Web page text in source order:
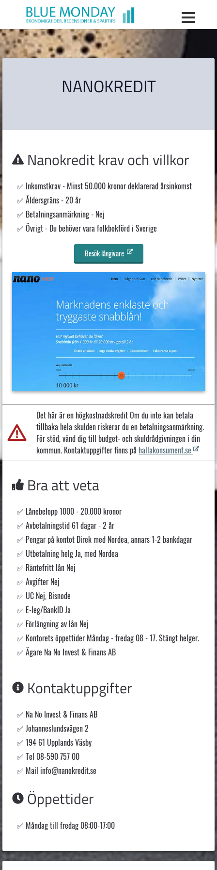
NANOKREDIT
Nanokredit krav och villkor
Inkomstkrav - Minst 50.000 kronor deklarerad årsinkomst
Åldersgräns - 20 år
Betalningsanmärkning - Nej
Övrigt - Du behöver vara folkbokförd i Sverige
Besök långivare
Det här är en högkostnadskredit Om du inte kan betala
tillbaka hela skulden riskerar du en betalningsanmärkning.
För stöd, vänd dig till budget- och skuldrådgivningen i din
kommun. Kontaktuppgifter finns på hallakonsument.se
Bra att veta
Lånebelopp 1000 - 20.000 kronor
Avbetalningstid 61 dagar - 2 år
Pengar på kontot Direk med Nordea, annars 1-2 bankdagar
Utbetalning helg Ja, med Nordea
Räntefritt lån Nej
Avgifter Nej
UC Nej, Bisnode
E-leg/BankID Ja
Förlängning av lån Nej
Kontorets öppettider Måndag - fredag 08 - 17. Stängt helger.
Ägare Na No Invest & Finans AB
Kontaktuppgifter
Na No Invest & Finans AB
Johanneslundsvägen 2
194 61 Upplands Väsby
Tel 08-590 757 00
Mail info@nanokredit.se
Öppettider
Måndag till fredag 08:00-17:00